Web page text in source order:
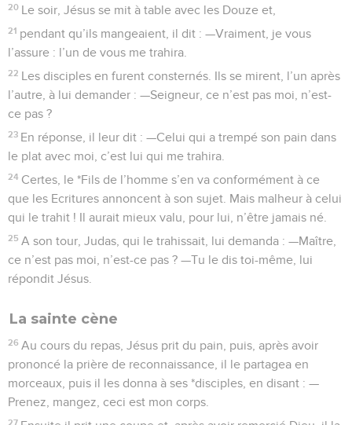
20 Le soir, Jésus se mit à table avec les Douze et,
21 pendant qu’ils mangeaient, il dit : —Vraiment, je vous
l’assure : l’un de vous me trahira.
22 Les disciples en furent consternés. Ils se mirent, l’un après
l’autre, à lui demander : —Seigneur, ce n’est pas moi, n’est-
ce pas ?
23 En réponse, il leur dit : —Celui qui a trempé son pain dans
le plat avec moi, c’est lui qui me trahira.
24 Certes, le *Fils de l’homme s’en va conformément à ce
que les Ecritures annoncent à son sujet. Mais malheur à celui
qui le trahit ! Il aurait mieux valu, pour lui, n’être jamais né.
25 A son tour, Judas, qui le trahissait, lui demanda : —Maître,
ce n’est pas moi, n’est-ce pas ? —Tu le dis toi-même, lui
répondit Jésus.
La sainte cène
26 Au cours du repas, Jésus prit du pain, puis, après avoir
prononcé la prière de reconnaissance, il le partagea en
morceaux, puis il les donna à ses *disciples, en disant : —
Prenez, mangez, ceci est mon corps.
27